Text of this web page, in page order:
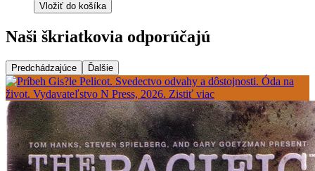
Vložiť do košíka
Naši škriatkovia odporúčajú
Predchádzajúce Ďalšie